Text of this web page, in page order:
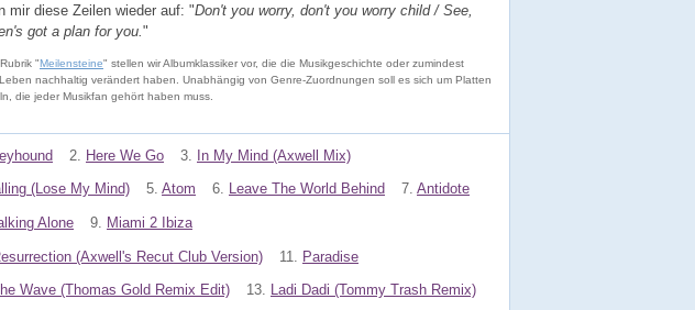
mir diese Zeilen wieder auf: "Don't you worry, don't you worry child / See,
got a plan for you. "
"Meilensteine" stellen wir Albumklassiker vor, die die Musikgeschichte oder zumindest
nachhaltig verändert haben. Unabhängig von Genre-Zuordnungen soll es sich um Platten
die jeder Musikfan gehört haben muss.
2. Here We Go 3. In My Mind (Axwell Mix)
(Lose My Mind) 5. Atom 6. Leave The World Behind 7. Antidote
Alone 9. Miami 2 Ibiza
(Axwell's Recut Club Version) 11. Paradise
Wave (Thomas Gold Remix Edit) 13. Ladi Dadi (Tommy Trash Remix)